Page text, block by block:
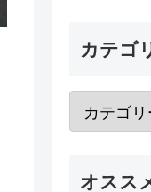
カテゴ
オスス